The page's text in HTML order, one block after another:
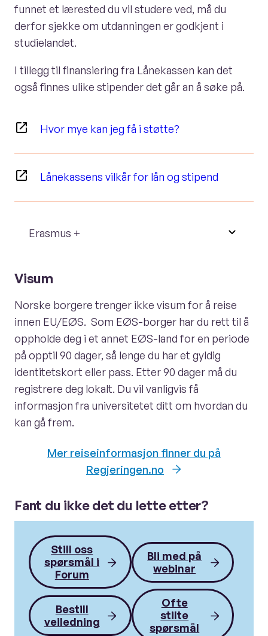
funnet et lærested du vil studere ved, må du
derfor sjekke om utdanningen er godkjent i
studielandet.
I tillegg til finansiering fra Lånekassen kan det
også finnes ulike stipender det går an å søke på.
Hvor mye kan jeg få i støtte?
Lånekassens vilkår for lån og stipend
Erasmus +
Visum
Norske borgere trenger ikke visum for å reise
innen EU/EØS. Som EØS-borger har du rett til å
oppholde deg i et annet EØS-land for en periode
på opptil 90 dager, så lenge du har et gyldig
identitetskort eller pass. Etter 90 dager må du
registrere deg lokalt. Du vil vanligvis få
informasjon fra universitetet ditt om hvordan du
kan gå frem.
Mer reiseinformasjon finner du på
Regjeringen.no
Fant du ikke det du lette etter?
Still oss
spørsmål i
Forum
Bli med på
webinar
Bestill
veiledning
Ofte
stilte
spørsmål